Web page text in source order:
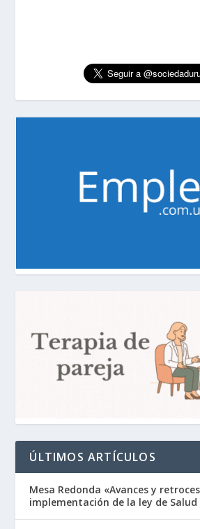
ÚLTIMOS ARTÍCULOS
Mesa Redonda «Avances y
implementación de la ley de